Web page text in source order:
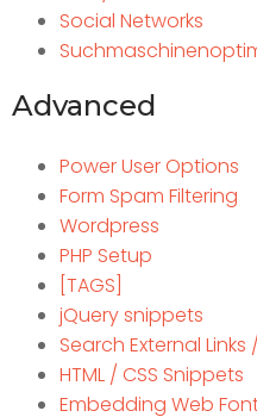
Social Networks
Advanced
Power User Options
Form Spam Filtering
Wordpress
PHP Setup
[TAGS]
jQuery snippets
Search External
HTML / CSS Snippets
Embedding Web